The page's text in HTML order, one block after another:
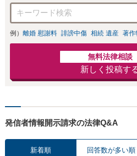
例） 離婚 慰謝料 誹謗中傷 相続 遺産 著
無料法律相談
新しく投稿す
発信者情報開示請求の法律Q&A
新着順 回答数が多い順